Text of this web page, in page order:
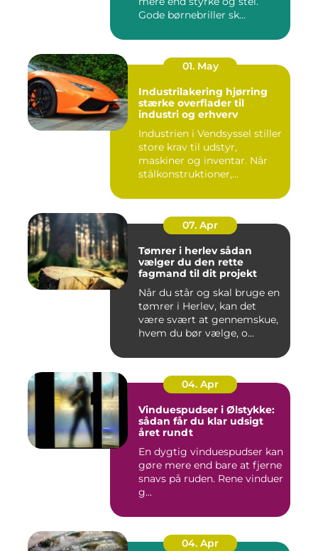
Gode børnebriller sk...
01. May
Industrilakering hjørring
stærke overflader til
industri og erhverv
Industrien i Vendsyssel stiller
store krav til udstyr,
maskiner og inventar. Når
stålkonstruktioner,...
07. Apr
Tømrer i herlev sådan
vælger du den rette
fagmand til dit projekt
Når du står og skal bruge en
tømrer i Herlev, kan det
være svært at gennemskue,
hvem du bør vælge, o...
04. Apr
Vinduespudser i Ølstykke:
sådan får du klar udsigt
året rundt
En dygtig vinduespudser kan
gøre mere end bare at fjerne
snavs på ruden. Rene vinduer
g...
04. Apr